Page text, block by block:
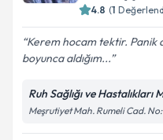
Metni'ni okudum
kapsamda
4.8 (1
Kerem hocam tektir. Panik
boyunca aldığım...
Ruh Sağlığı ve Hastalıkları
Meşrutiyet Mah. Rumeli Cad.